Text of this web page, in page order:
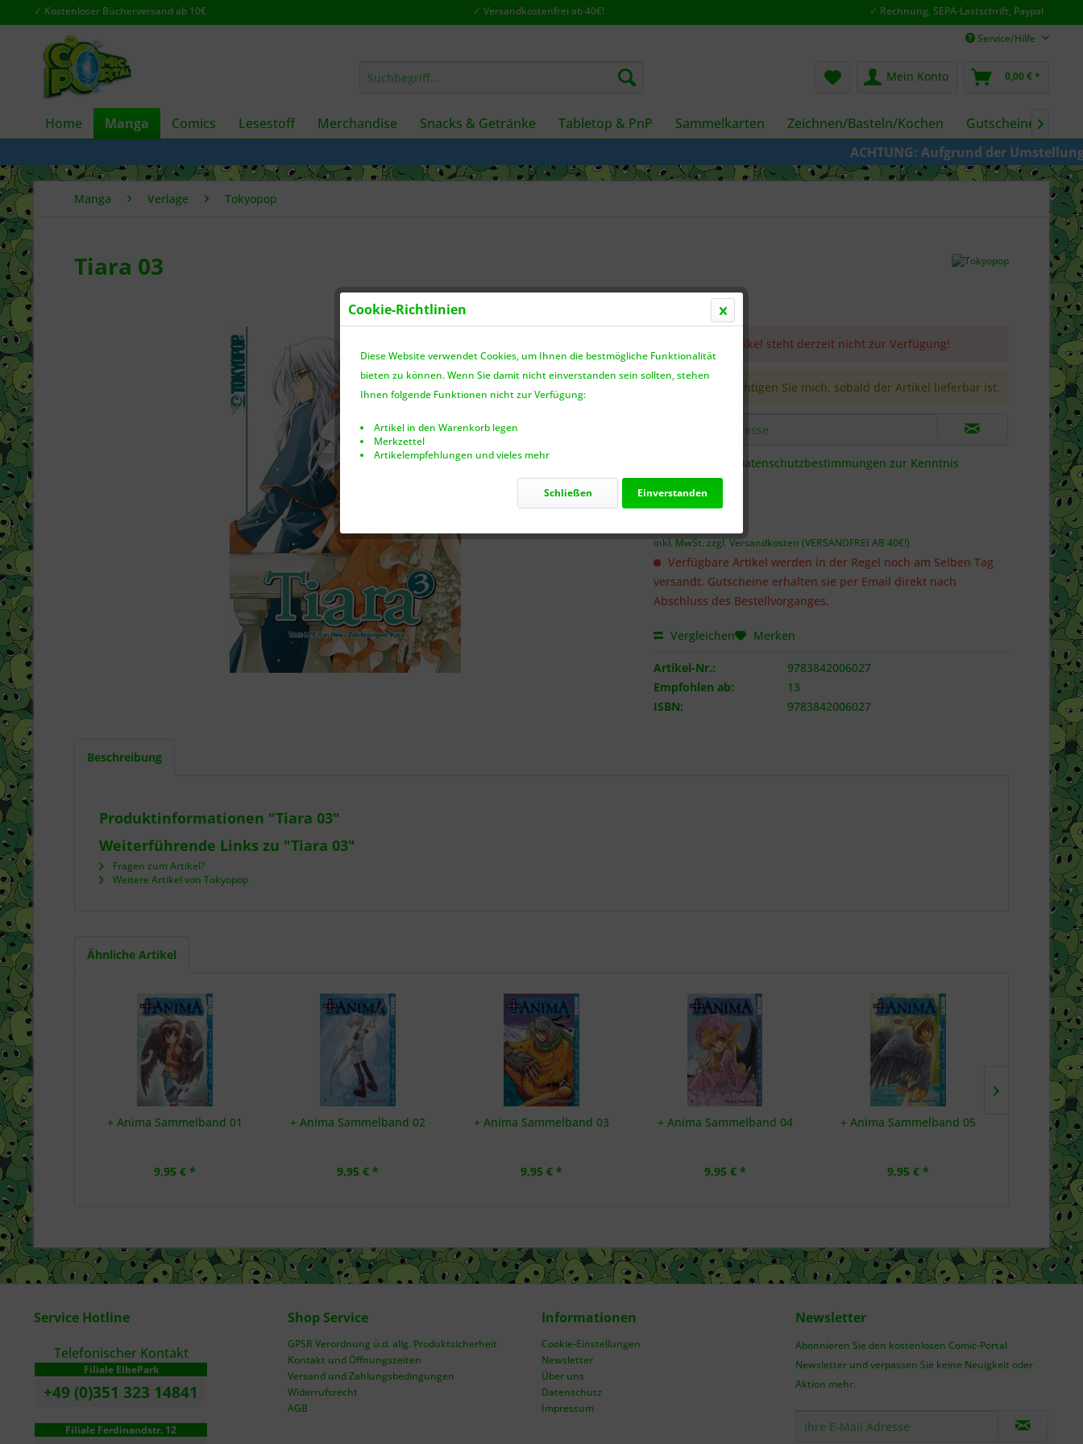
✓ Kostenloser Bücherversand ab 10€ ✓ Versandkostenfrei ab 40€!
✓ Rechnung, SEPA-Lastschrift, Paypal
Service/Hilfe
Mein Konto 0,00 € *
Home Manga Comics Lesestoff Merchandise Snacks & Getränke Tabletop & PnP Sammelkarten Zeichnen/Basteln/Kochen Gutscheine 
ACHTUNG: Aufgrund der Umstellung
Manga Verlage Tokyopop
Tiara 03
Dieser Artikel steht derzeit nicht zur Verfügung!
Benachrichtigen Sie mich, sobald der Artikel lieferbar ist.
Datenschutzbestimmungen zur Kenntnis
genommen.
inkl. MwSt.zzgl. Versandkosten (VERSANDFREI AB 40€!)
Verfügbare Artikel werden in der Regel noch am Selben Tag
versandt. Gutscheine erhalten sie per Email direkt nach
Abschluss des Bestellvorganges.
Vergleichen Merken
Artikel-Nr.:
9783842006027
Empfohlen ab:
13
ISBN:
9783842006027
Beschreibung
Produktinformationen "Tiara 03"
Weiterführende Links zu "Tiara 03"
Fragen zum Artikel?
Weitere Artikel von Tokyopop
Ähnliche Artikel
+ Anima Sammelband 01
9,95 € *
+ Anima Sammelband 02
9,95 € *
+ Anima Sammelband 03
9,95 € *
+ Anima Sammelband 04
9,95 € *
+ Anima Sammelband 05
9,95 € *
+C:
Service Hotline
Telefonischer Kontakt
Filiale ElbePark
+49 (0)351 323 14841
Filiale Ferdinandstr. 12
Shop Service
GPSR Verordnung ü.d. allg. Produktsicherheit
Kontakt und Öffnungszeiten
Versand und Zahlungsbedingungen
Widerrufsrecht
AGB
Informationen
Cookie-Einstellungen
Newsletter
Über uns
Datenschutz
Impressum
Newsletter
Abonnieren Sie den kostenlosen Comic-Portal
Newsletter und verpassen Sie keine Neuigkeit oder
Aktion mehr.
Cookie-Richtlinien
Diese Website verwendet Cookies, um Ihnen die bestmögliche Funktionalität
bieten zu können. Wenn Sie damit nicht einverstanden sein sollten, stehen
Ihnen folgende Funktionen nicht zur Verfügung:
Artikel in den Warenkorb legen
Merkzettel
Artikelempfehlungen und vieles mehr
Einverstanden
Schließen